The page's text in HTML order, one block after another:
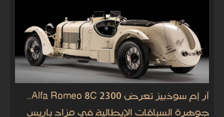
آر إم سوذبيز تعرض Alfa Romeo 8C 2300..
جوهرة السباقات الإيطالية في مزاد باريس